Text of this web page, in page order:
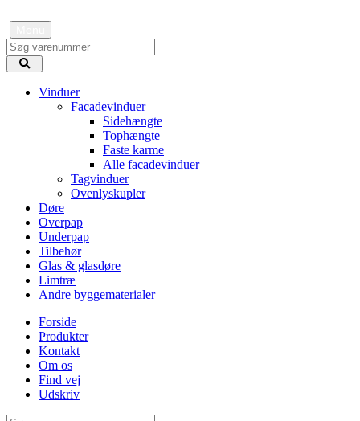
Vinduer
Facadevinduer
Sidehængte
Tophængte
Faste karme
Alle facadevinduer
Tagvinduer
Ovenlyskupler
Døre
Overpap
Underpap
Tilbehør
Glas & glasdøre
Limtræ
Andre byggematerialer
Forside
Produkter
Kontakt
Om os
Find vej
Udskriv